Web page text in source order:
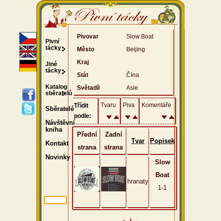
Pivovar
Slow Boat
Město
Beijing
Kraj
Stát
Čína
Světadíl
Asie
Třídit
podle:
Tvaru Piva Komentáře
Přední
strana
Zadní
strana
Tvar Popisek
hranaty
Slow
Boat
1-1
Pivní
tácky
Jiné
tácky
Katalog
sběratelů
Sběratelé
Návštěvní
kniha
Kontakt
Novinky